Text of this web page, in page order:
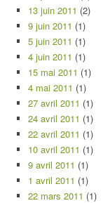
13 juin 2011 (2)
9 juin 2011 (1)
5 juin 2011 (1)
4 juin 2011 (1)
15 mai 2011 (1)
4 mai 2011 (1)
27 avril 2011 (1)
24 avril 2011 (1)
22 avril 2011 (1)
10 avril 2011 (1)
9 avril 2011 (1)
1 avril 2011 (1)
22 mars 2011 (1)